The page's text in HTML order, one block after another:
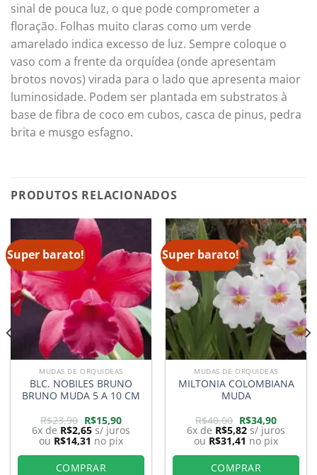
sinal de pouca luz, o que pode comprometer a
floração. Folhas muito claras como um verde
amarelado indica excesso de luz. Sempre coloque o
vaso com a frente da orquídea (onde apresentam
brotos novos) virada para o lado que apresenta maior
luminosidade. Podem ser plantada em substratos à
base de fibra de coco em cubos, casca de pinus, pedra
brita e musgo esfagno.
PRODUTOS RELACIONADOS
Super barato!
MUDAS DE ORQUIDEAS
BLC. NOBILES BRUNO
BRUNO MUDA 5 A 10 CM
R$23,90 O
preço
original
era:
R$23,90.
R$15,90O
preço
atual
é:
R$15,90.
6x de R$2,65 s/ juros
ou R$14,31 no pix
COMPRAR
Super barato!
MUDAS DE ORQUIDEAS
MILTONIA COLOMBIANA
MUDA
R$40,00 O
preço
original
era:
R$40,00.
R$34,90O
preço
atual
é:
R$34,90.
6x de R$5,82 s/ juros
ou R$31,41 no pix
COMPRAR